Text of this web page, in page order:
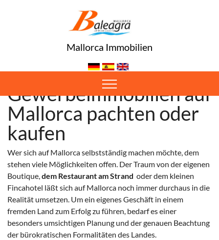
Mallorca Immobilien
Gewerbeimmobilien auf
Mallorca pachten oder
kaufen
Wer sich auf Mallorca selbstständig machen möchte, dem
stehen viele Möglichkeiten offen. Der Traum von der eigenen
Boutique,dem Restaurant am Strand oder dem kleinen
Fincahotel läßt sich auf Mallorca noch immer durchaus in die
Realität umsetzen. Um ein eigenes Geschäft in einem
fremden Land zum Erfolg zu führen, bedarf es einer
besonders umsichtigen Planung und der genauen Beachtung
der bürokratischen Formalitäten des Landes.